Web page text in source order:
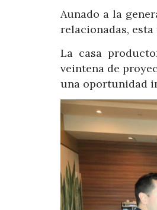
Aunado a la
relacionadas,
La casa
veintena de
una oportunidad